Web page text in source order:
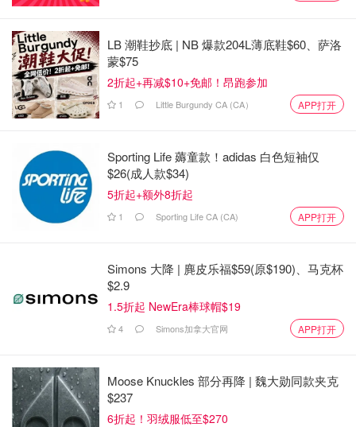
业学院的名字，会与这些高校同在一份名单上。
就排在姜萍后一位的第13名，是来自中科院的数学博士。
LB 潮鞋抄底 | NB 爆款204L薄底鞋$60、萨洛
蒙$75
2折起+再减$10+免邮！昂跑参加
1 Little Burgundy CA (CA） APP打开
Sporting Life 薅童款！adidas 白色短袖仅
$26(成人款$34)
5折起+额外8折起
1 Sporting Life CA (CA) APP打开
Simons 大降 | 麂皮乐福$59(原$190)、马克杯
$2.9
1.5折起 NewEra棒球帽$19
4 Simons加拿大官网 APP打开
Moose Knuckles 部分再降 | 魏大勋同款夹克
$237
6折起！羽绒服低至$270